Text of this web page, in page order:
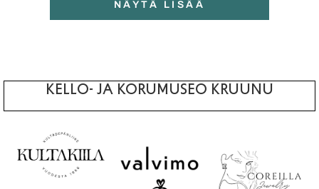
NÄYTÄ LISÄÄ
KELLO- JA KORUMUSEO KRUUNU